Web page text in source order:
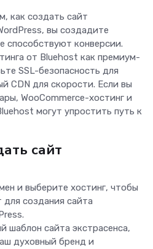
как создать сайт
вы создадите
способствуют конверсии.
от Bluehost как премиум-
SSL-безопасность для
CDN для скорости. Если вы
WooCommerce-хостинг и
могут упростить путь к
сайт
и выберите хостинг, чтобы
создания сайта
шаблон сайта экстрасенса,
духовный бренд и